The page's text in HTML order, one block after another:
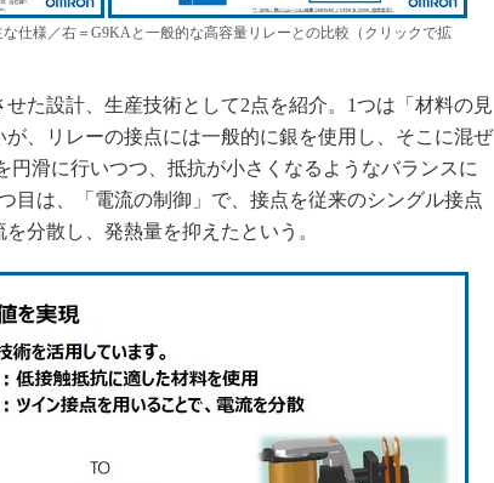
仕様／右＝G9KAと一般的な高容量リレーとの比較（クリックで拡
た設計、生産技術として2点を紹介。1つは「材料の見
、リレーの接点には一般的に銀を使用し、そこに混ぜ
円滑に行いつつ、抵抗が小さくなるようなバランスに
目は、「電流の制御」で、接点を従来のシングル接点
分散し、発熱量を抑えたという。